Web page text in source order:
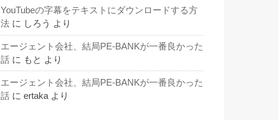
YouTubeの字幕をテキストにダウンロードする方
法 に しろう より
エージェント会社、結局PE-BANKが一番良かった
話 に もと より
エージェント会社、結局PE-BANKが一番良かった
話 に ertaka より